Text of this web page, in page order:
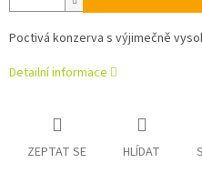
Poctivá konzerva s výjimečně
Detailní informace
ZEPTAT SE HLÍDAT